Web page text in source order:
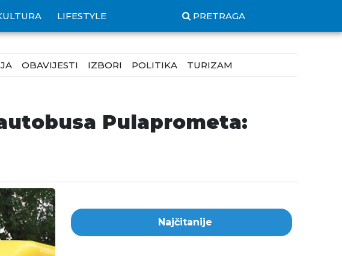
LIFESTYLE PRETRAGA
OBAVIJESTI IZBORI POLITIKA TURIZAM
Pulaprometa:
Najčitanije